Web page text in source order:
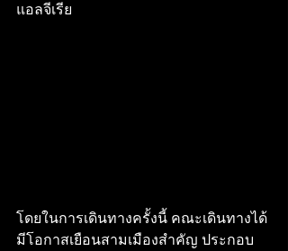
แอลจีเรีย
โดยในการเดินทางครั้งนี้ คณะเดินทางได้
มีโอกาสเยือนสามเมืองสำคัญ ประกอบ